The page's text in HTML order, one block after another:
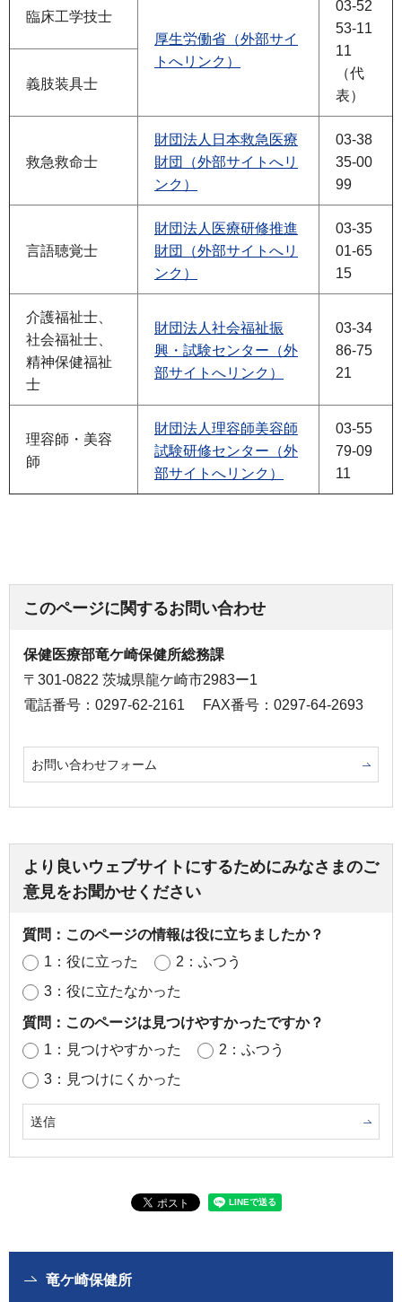
臨床工学技士
厚生労働省（外部サイ
トへリンク）
03-52
53-11
11
（代
表）
義肢装具士
救急救命士
財団法人日本救急医療
財団（外部サイトへリ
ンク）
03-38
35-00
99
言語聴覚士
財団法人医療研修推進
財団（外部サイトへリ
ンク）
03-35
01-65
15
介護福祉士、
社会福祉士、
精神保健福祉
士
財団法人社会福祉振
興・試験センター（外
部サイトへリンク）
03-34
86-75
21
理容師・美容
師
財団法人理容師美容師
試験研修センター（外
部サイトへリンク）
03-55
79-09
11
このページに関するお問い合わせ
保健医療部竜ケ崎保健所総務課
〒301-0822 茨城県龍ケ崎市2983ー1
電話番号：0297-62-2161
FAX番号：0297-64-2693
お問い合わせフォーム
より良いウェブサイトにするためにみなさまのご
意見をお聞かせください
質問：このページの情報は役に立ちましたか？
1：役に立った
2：ふつう
3：役に立たなかった
質問：このページは見つけやすかったですか？
1：見つけやすかった
2：ふつう
3：見つけにくかった
竜ケ崎保健所